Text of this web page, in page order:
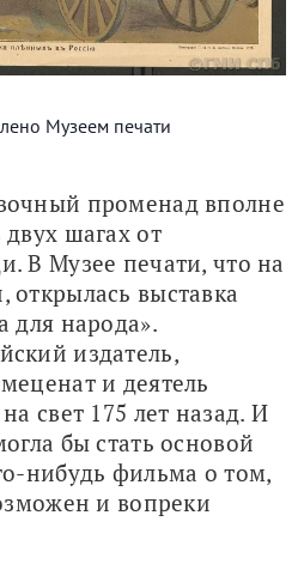
Музеем печати
променад вполне
шагах от
В Музее печати, что на
выставка
для народа».
издатель,
и деятель
свет 175 лет назад. И
бы стать основой
нибудь фильма о том,
и вопреки